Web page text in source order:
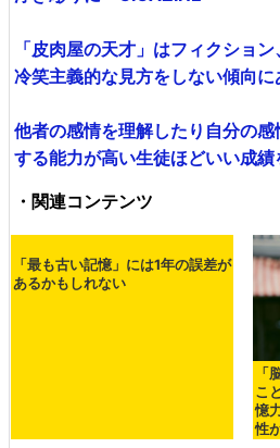
「皮肉屋の天才」はフィクショ
冷笑主義的な見方をしない傾向
他者の感情を理解したり自分の
する能力が高い生徒ほどいい成
・関連コンテンツ
「最も古い記憶」には1年の誤差が
あるかもしれない
「
こ
憶
性